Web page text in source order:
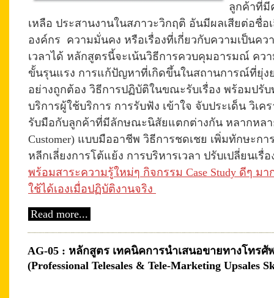
ลูกค้าที่มี
เหลือ ประสานงานในสภาวะวิกฤติ อันมีผลเสียต่อชื่
องค์กร ความมั่นคง หรือเรื่องที่เกี่ยวกับความเป็นคว
เวลาได้ หลักสูตรนี้จะเน้นวิธีการควบคุมอารมณ์ คว
ขั้นรุนแรง การแก้ปัญหาที่เกิดขึ้นในสถานการณ์ที่ยุ่ง
อย่างถูกต้อง วิธีการปฏิบัติในขณะรับเรื่อง พร้อมปรั
บริการผู้ใช้บริการ การรับฟัง เข้าใจ จับประเด็น วิเ
รับมือกับลูกค้าที่มีลักษณะนิสัยแตกต่างกัน หลากหลา
Customer) แบบมืออาชีพ วิธีการชดเชย เพิ่มทักษะก
หลีกเลี่ยงการโต้แย้ง การบริหารเวลา ปรับเปลี่ยนเรื่
พร้อมสาระความรู้ใหม่ๆ กิจกรรม Case Study ดีๆ ม
ใช้ได้เองเมื่อปฏิบัติงานจริง
Read more...
AG-05 : หลักสูตร เทคนิคการนำเสนอขายทางโทร
(Professional Telesales & Tele-Marketing Upsales